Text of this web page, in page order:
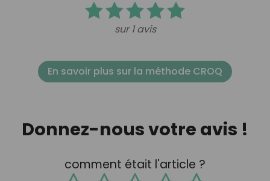
sur 1 avis
En savoir plus sur la méthode CROQ
Donnez-nous votre avis !
comment était l'article ?